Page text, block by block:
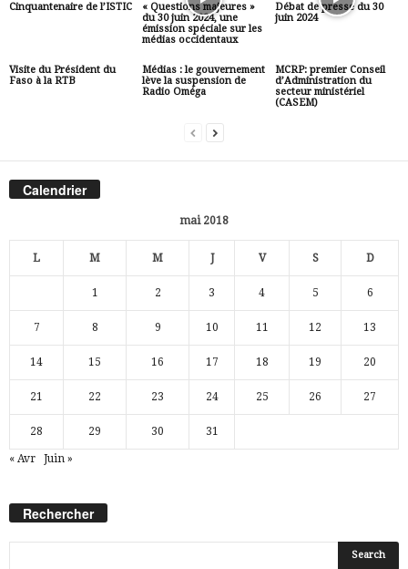
Cinquantenaire de l’ISTIC
« Questions majeures »
du 30 juin 2024, une
émission spéciale sur les
médias occidentaux
Débat de presse du 30
juin 2024
Visite du Président du
Faso à la RTB
Médias : le gouvernement
lève la suspension de
Radio Oméga
MCRP: premier Conseil
d’Administration du
secteur ministériel
(CASEM)
Calendrier
mai 2018
L M M J V S D
1 2 3 4 5 6
7 8 9 10 11 12 13
14 15 16 17 18 19 20
21 22 23 24 25 26 27
28 29 30 31
« Avr Juin »
Rechercher